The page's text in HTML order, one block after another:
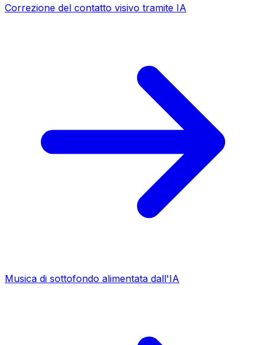
Correzione del contatto visivo tramite IA
Musica di sottofondo alimentata dall'IA